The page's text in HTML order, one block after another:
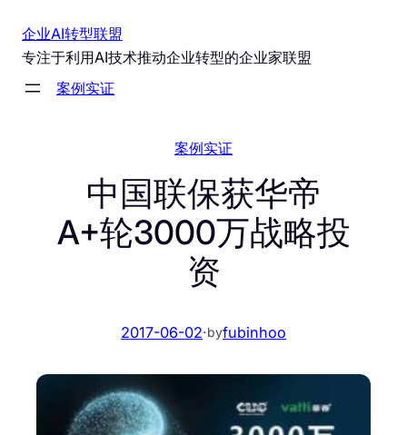
企业AI转型联盟
专注于利用AI技术推动企业转型的企业家联盟
案例实证
案例实证
中国联保获华帝
A+轮3000万战略投
资
2017-06-02·byfubinhoo